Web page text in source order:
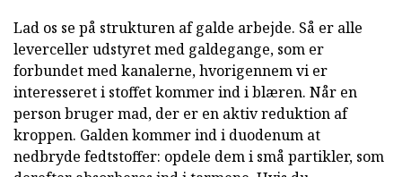
Lad os se på strukturen af galde arbejde. Så er alle
leverceller udstyret med galdegange, som er
forbundet med kanalerne, hvorigennem vi er
interesseret i stoffet kommer ind i blæren. Når en
person bruger mad, der er en aktiv reduktion af
kroppen. Galden kommer ind i duodenum at
nedbryde fedtstoffer: opdele dem i små partikler, som